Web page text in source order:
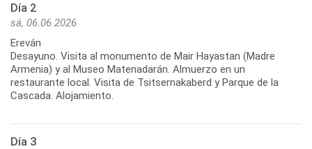
Día 2
sá, 06.06.2026
Ereván
Desayuno. Visita al monumento de Mair Hayastan (Madre
Armenia) y al Museo Matenadarán. Almuerzo en un
restaurante local. Visita de Tsitsernakaberd y Parque de la
Día 3